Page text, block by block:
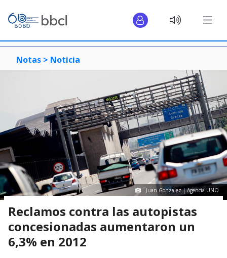
Notas > Noticia
Juan Gonzalez | Agencia UNO
Reclamos contra las autopistas
concesionadas aumentaron un
6,3% en 2012